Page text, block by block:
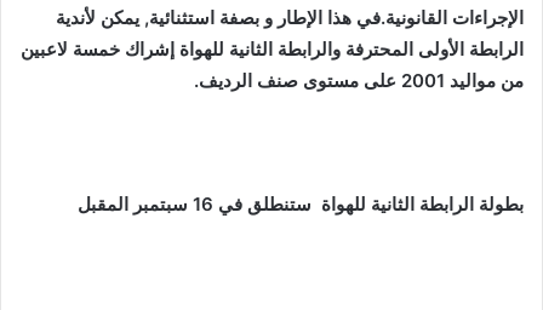
الإجراءات القانونية.في هذا الإطار و بصفة استثنائية, يمكن لأندية
الرابطة الأولى المحترفة والرابطة الثانية للهواة إشراك خمسة لاعبين
من مواليد 2001 على مستوى صنف الرديف.
بطولة الرابطة الثانية للهواة ستنطلق في 16 سبتمبر المقبل